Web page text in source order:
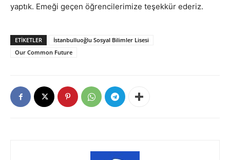
yaptık. Emeği geçen öğrencilerimize teşekkür ederiz.
ETIKETLER
İstanbulluoğlu Sosyal Bilimler Lisesi
Our Common Future